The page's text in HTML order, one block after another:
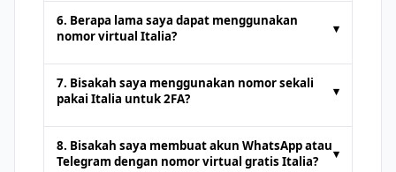
platform
dilihat oleh siapa saja, hindari menerima
informasi sensitif atau pribadi melalui
nomor tersebut.
Beberapa situs web memblokir nomor
dari platformSMS online
untuk
seperti itu, coba penyedia lain atau
layanan nomor khusus premium.
6. Berapa lama saya dapat menggunakan
nomor virtual Italia?
▾
Ini tergantung pada penyedianya
7. Bisakah saya menggunakan nomor sekali
pakai Italia untuk 2FA?
▾
Ya, autentikasi dua faktor dapat dilakukan
dengannomor telepon sementaradi
8. Bisakah saya membuat akun WhatsApp atau
Telegram dengan nomor virtual gratis Italia?
▾